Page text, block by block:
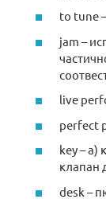
to tune
jam –
live
perfect
key – а)
клапан
desk –